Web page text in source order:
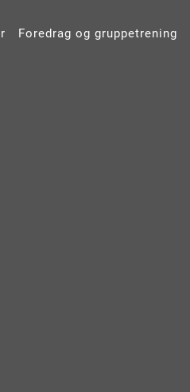
Foredrag og gruppetrening